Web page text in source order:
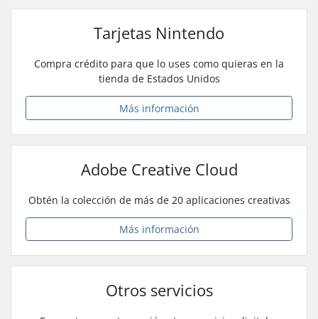
Tarjetas Nintendo
Compra crédito para que lo uses como quieras en la
tienda de Estados Unidos
Más información
Adobe Creative Cloud
Obtén la colección de más de 20 aplicaciones creativas
Más información
Otros servicios